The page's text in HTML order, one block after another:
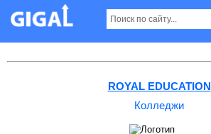
Колледжи в Ташкенте
ROYAL EDUCATION
Колледжи